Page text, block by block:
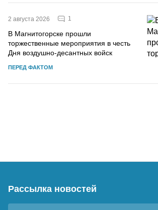
2 августа 2026 1
В Магнитогорске прошли
торжественные мероприятия в честь
Дня воздушно-десантных войск
ПЕРЕД ФАКТОМ
Рассылка новостей